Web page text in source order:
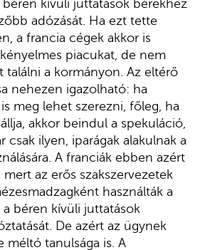
kívüli juttatások bérekhez
adózását. Ha ezt tette
a francia cégek akkor is
piacukat, de nem
találni a kormányon. Az eltérő
nehezen igazolható: ha
meg lehet szerezni, főleg, ha
akkor beindul a spekuláció,
csak ilyen, iparágak alakulnak a
A franciák ebben azért
az erős szakszervezetek
használták a
béren kívüli juttatások
De azért az ügynek
méltó tanulsága is. A